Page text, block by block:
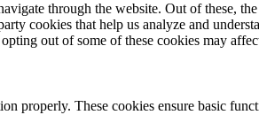
through the website. Out of these,
cookies that help us analyze and
out of some of these cookies may
properly. These cookies ensure basic